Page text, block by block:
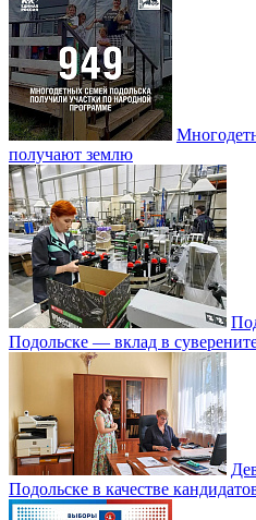
получают землю
Подольске — вклад в
Подольске в качестве